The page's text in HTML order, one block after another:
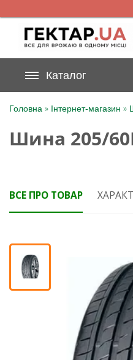
На вашому
бонусному рахунку
Відгуки
Кошик
Помічник
Каталог
Головна » Інтернет-магазин »
Шина 205/
ВСЕ ПРО ТОВАР